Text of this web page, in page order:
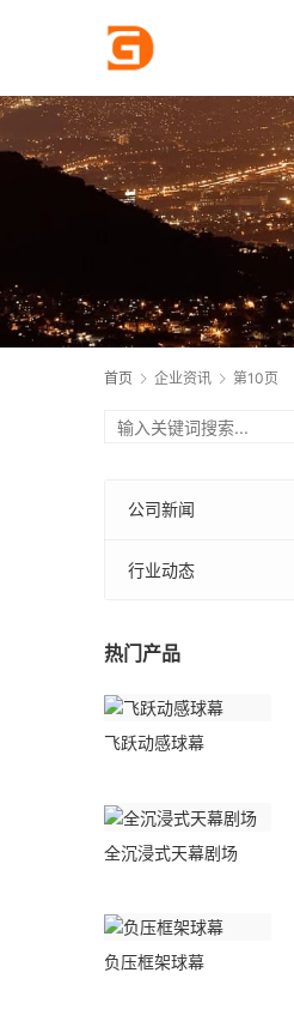
首页 企业资讯 第10页
公司新闻
行业动态
热门产品
飞跃动感球幕
全沉浸式天幕剧场
负压框架球幕